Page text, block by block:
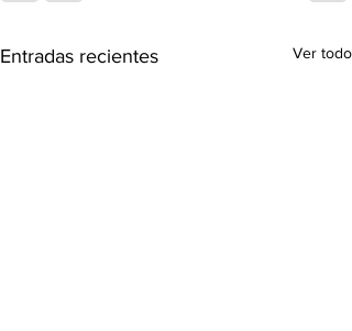
Entradas recientes Ver todo